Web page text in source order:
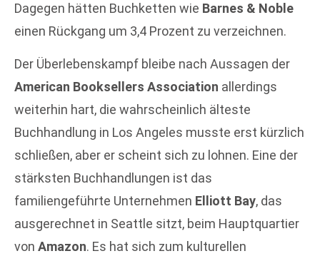
Dagegen hätten Buchketten wie Barnes & Noble
einen Rückgang um 3,4 Prozent zu verzeichnen.
Der Überlebenskampf bleibe nach Aussagen der
American Booksellers Association allerdings
weiterhin hart, die wahrscheinlich älteste
Buchhandlung in Los Angeles musste erst kürzlich
schließen, aber er scheint sich zu lohnen. Eine der
stärksten Buchhandlungen ist das
familiengeführte Unternehmen Elliott Bay, das
ausgerechnet in Seattle sitzt, beim Hauptquartier
von Amazon. Es hat sich zum kulturellen